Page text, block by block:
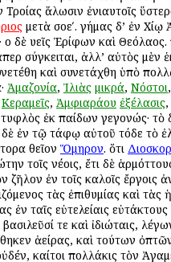
ἅλωσιν ἐνιαυτοῖς
μετὰ σοεʹ. γήμας δ’ ἐν
· οἱ δὲ υἱεῖς Ἐρίφων καὶ
σύγκειται, ἀλλ’ αὐτὸς μὲν
καὶ συνετάχθη ὑπὸ
Ἀμαζονία, Ἰλιὰς μικρά, Νόστοι,
Κεραμεῖς, Ἀμφιαράου ἐξέλασις,
ἐκ παίδων γεγονώς· τὸ
δὲ ἐν τῷ τάφῳ αὐτοῦ τόδε τὸ
θεῖον Ὅμηρον. ὅτι
τοῖς νέοις, ἔτι δὲ
ζῆλον ἐν τοῖς καλοῖς ἔργοις
τὰς ἐπιθυμίας καὶ
ἐν ταῖς εὐτελείαις
τε καὶ ἰδιώταις,
ἀείρας, καὶ τούτων
καίτοι πολλάκις τὸν